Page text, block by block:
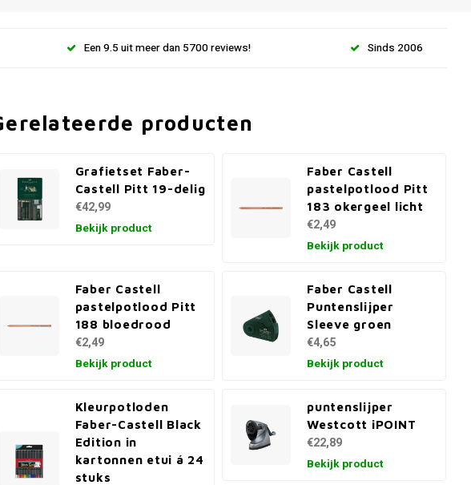
Een 9.5 uit meer dan 5700 reviews! Sinds 2006
producten
Grafietset Faber-
Castell Pitt 19-delig
€42,99
Bekijk product
Faber Castell
pastelpotlood Pitt
183 okergeel licht
€2,49
Bekijk product
Faber Castell
pastelpotlood Pitt
188 bloedrood
€2,49
Bekijk product
Faber Castell
Puntenslijper
Sleeve groen
€4,65
Bekijk product
Kleurpotloden
Faber-Castell Black
Edition in
kartonnen etui á 24
stuks
puntenslijper
Westcott iPOINT
€22,89
Bekijk product